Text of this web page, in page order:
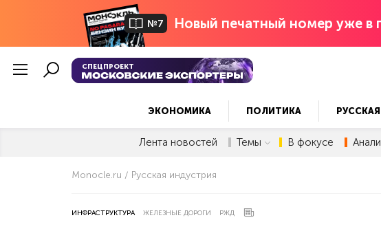
№7 Новый печатный номер уже в
СПЕЦПРОЕКТ
ЭКОНОМИКА ПОЛИТИКА
Лента новостей Темы В фокусе
Monocle.ru Русская индустрия
ИНФРАСТРУКТУРА ЖЕЛЕЗНЫЕ ДОРОГИ РЖД